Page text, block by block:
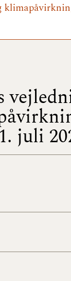
BR18
2022)
BR18
2022)
BR18
juli